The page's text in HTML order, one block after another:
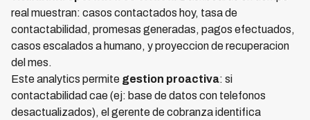
real muestran: casos contactados hoy, tasa de
contactabilidad, promesas generadas, pagos efectuados,
casos escalados a humano, y proyeccion de recuperacion
del mes.
Este analytics permite gestion proactiva: si
contactabilidad cae (ej: base de datos con telefonos
desactualizados), el gerente de cobranza identifica